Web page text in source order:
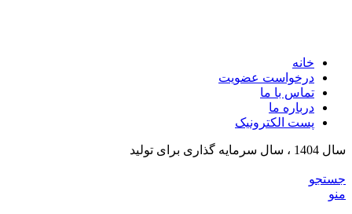
خانه
درخواست عضویت
تماس با ما
درباره ما
پست الکترونیک
سال 1404 ، سال سرمایه گذاری برای تولید
جستجو
منو